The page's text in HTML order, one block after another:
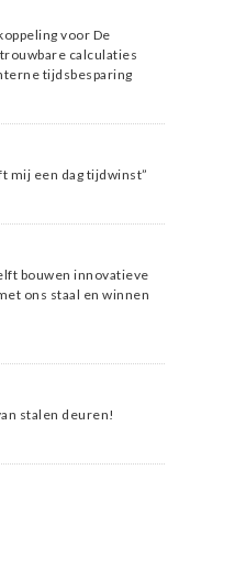
voor De
calculaties
tijdsbesparing
mij een dag tijdwinst”
bouwen innovatieve
ons staal en winnen
stalen deuren!